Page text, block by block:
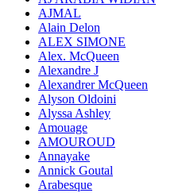
AJMAL
Alain Delon
ALEX SIMONE
Alex. McQueen
Alexandre J
Alexandrer McQueen
Alyson Oldoini
Alyssa Ashley
Amouage
AMOUROUD
Annayake
Annick Goutal
Arabesque